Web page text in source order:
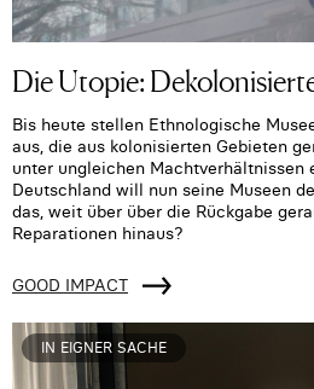
Die Utopie:
Bis heute stellen Ethnologische
aus, die aus kolonisierten Gebieten
unter ungleichen Machtverhältnissen
Deutschland will nun seine Museen
das, weit über über die Rückgabe
Reparationen hinaus?
GOOD IMPACT
IN EIGNER SACHE